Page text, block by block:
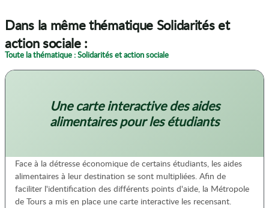
Dans la même thématique Solidarités et
action sociale :
Toute la thématique : Solidarités et action sociale
Une carte interactive des aides
alimentaires pour les étudiants
Face à la détresse économique de certains étudiants, les aides
alimentaires à leur destination se sont multipliées. Afin de
faciliter l'identification des différents points d'aide, la Métropole
de Tours a mis en place une carte interactive les recensant.